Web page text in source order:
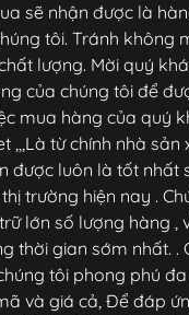
sẽ nhận được là
tôi. Tránh không
lượng. Mời quý
của chúng tôi để
mua hàng của quý
,,,Là từ chính nhà sản
được luôn là tốt nhất
trường hiện nay .
lớn số lượng hàng ,
thời gian sớm nhất. .
tôi phong phú
và giá cả, Để đáp